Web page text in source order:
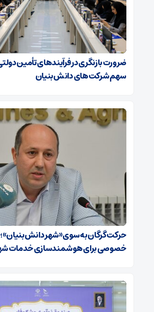
ضرورت بازنگری در فرآیندهای تأمین
سهم شرکت‌های دانش‌بنیان
حرکت گرگان به سوی «شهر
خصوصی برای هوشمندسازی خدمات